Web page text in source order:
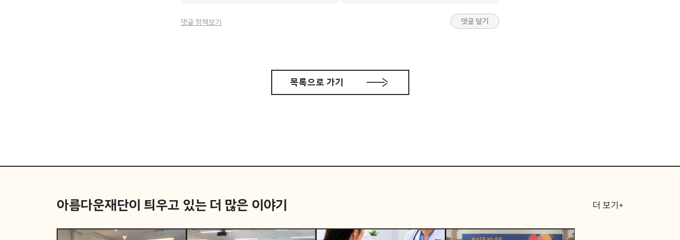
댓글 정책보기
목록으로 가기
아름다운재단이 틔우고 있는 더 많은 이야기 더 보기+